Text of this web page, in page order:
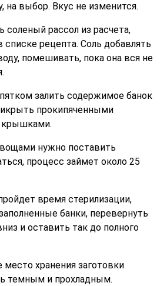
на выбор. Вкус не изменится.
соленый рассол из расчета,
списке рецепта. Соль добавлять
помешивать, пока она вся не
залить содержимое банок
прокипяченными
нужно поставить
процесс займет около 25
время стерилизации,
банки, перевернуть
и оставить так до полного
хранения заготовки
темным и прохладным.